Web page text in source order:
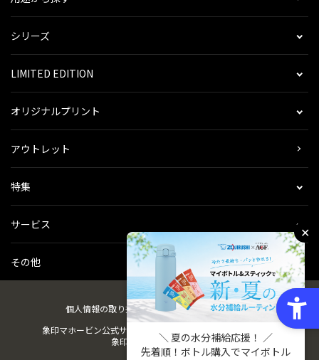
シリーズ
LIMITED EDITION
オリジナルプリント
アウトレット
特集
サービス
その他
個人情報の取り扱い会社概要ご利用規約会員規約
象印マホービン公式サイト
象印パーツダイレクト
✕
＼ 夏の水分補給応援！ ／
先着順！ボトル購入でマイボトル